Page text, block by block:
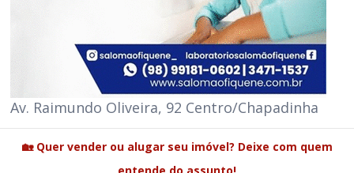
Av. Raimundo Oliveira, 92 Centro/Chapadinha
🏡 Quer vender ou alugar seu imóvel? Deixe com quem